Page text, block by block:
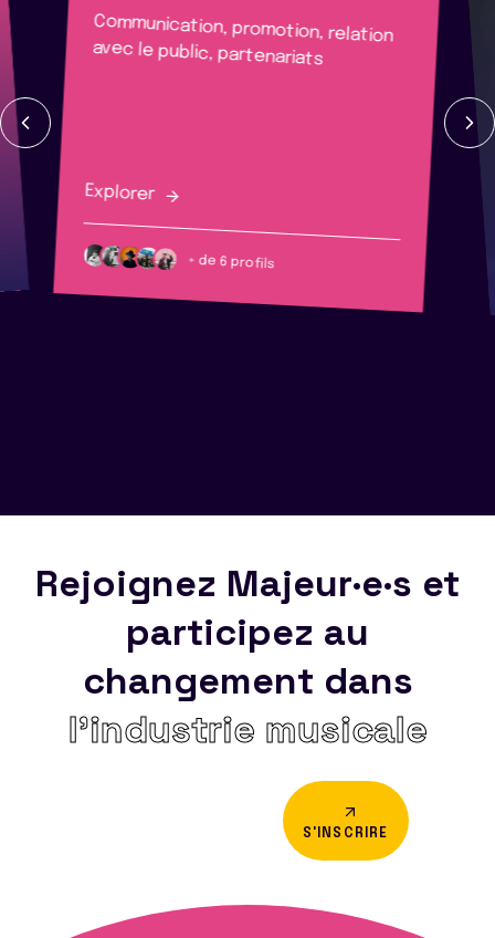
Communication, promotion, relation
avec le public, partenariats
Explorer
+ de 6 profils
Rejoignez Majeur·e·s et
participez au
changement dans
l’industrie musicale
S'INSCRIRE